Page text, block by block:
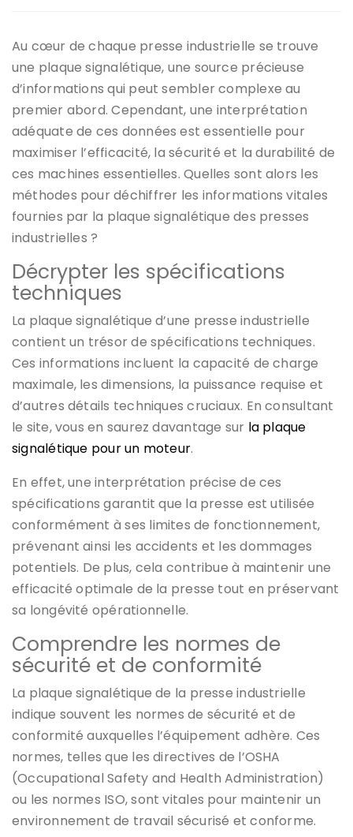
Au cœur de chaque presse industrielle se trouve
une plaque signalétique, une source précieuse
d’informations qui peut sembler complexe au
premier abord. Cependant, une interprétation
adéquate de ces données est essentielle pour
maximiser l’efficacité, la sécurité et la durabilité de
ces machines essentielles. Quelles sont alors les
méthodes pour déchiffrer les informations vitales
fournies par la plaque signalétique des presses
industrielles ?
Décrypter les spécifications
techniques
La plaque signalétique d’une presse industrielle
contient un trésor de spécifications techniques.
Ces informations incluent la capacité de charge
maximale, les dimensions, la puissance requise et
d’autres détails techniques cruciaux. En consultant
le site, vous en saurez davantage sur la plaque
signalétique pour un moteur.
En effet, une interprétation précise de ces
spécifications garantit que la presse est utilisée
conformément à ses limites de fonctionnement,
prévenant ainsi les accidents et les dommages
potentiels. De plus, cela contribue à maintenir une
efficacité optimale de la presse tout en préservant
sa longévité opérationnelle.
Comprendre les normes de
sécurité et de conformité
La plaque signalétique de la presse industrielle
indique souvent les normes de sécurité et de
conformité auxquelles l’équipement adhère. Ces
normes, telles que les directives de l’OSHA
(Occupational Safety and Health Administration)
ou les normes ISO, sont vitales pour maintenir un
environnement de travail sécurisé et conforme.